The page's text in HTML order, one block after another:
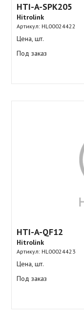
HTI-A-SPK205
Hitrolink
Артикул: HL00024422
Цена, шт.
Под заказ
HTI-A-QF12
Hitrolink
Артикул: HL00024423
Цена, шт.
Под заказ